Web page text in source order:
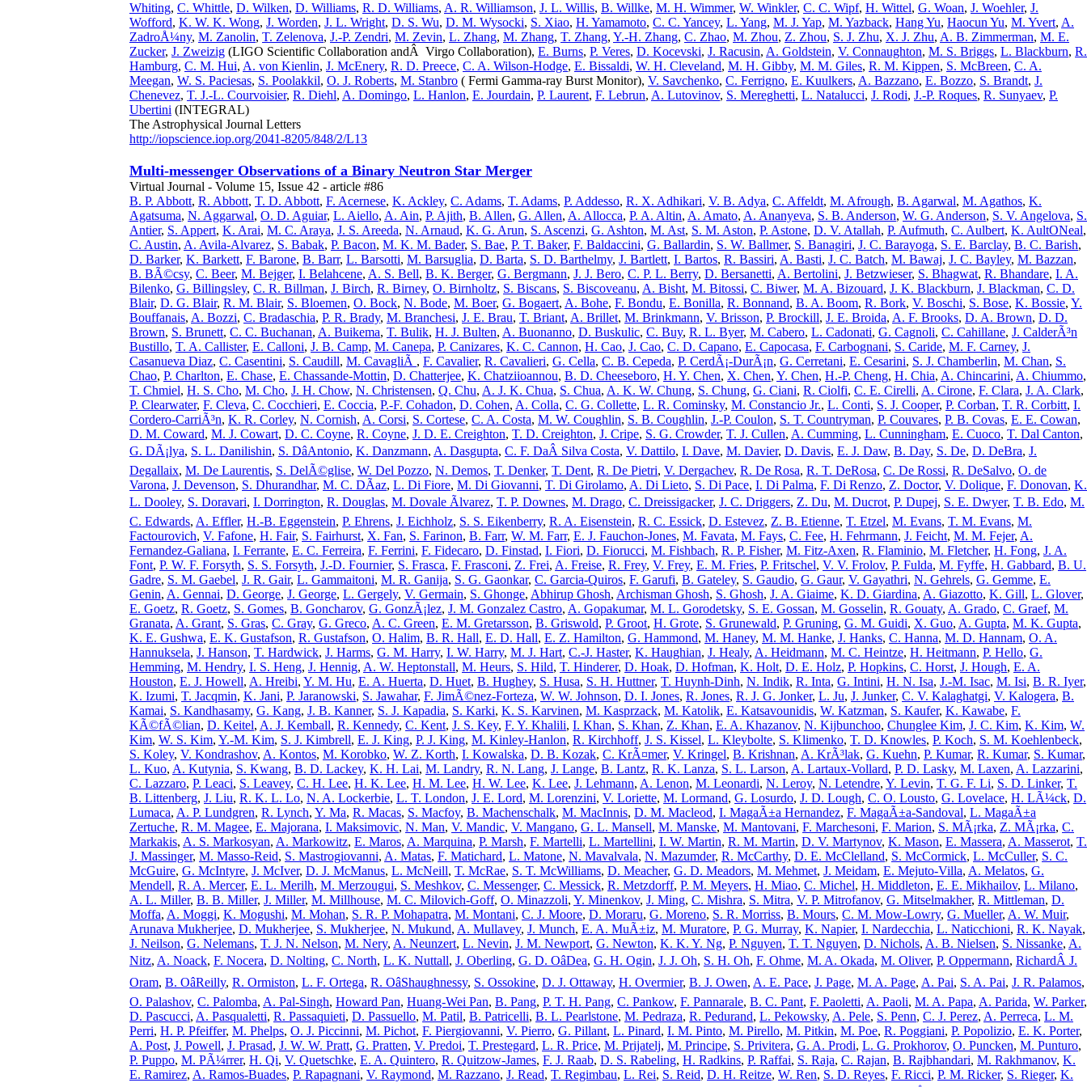
Whiting, C. Whittle, D. Wilken, D. Williams, R. D. Williams, A. R. Williamson, J. L. Willis, B. Willke, M. H. Wimmer, W. Winkler, C. C. Wipf, H. Wittel, G. Woan, J. Woehler, J.
Wofford, K. W. K. Wong, J. Worden, J. L. Wright, D. S. Wu, D. M. Wysocki, S. Xiao, H. Yamamoto, C. C. Yancey, L. Yang, M. J. Yap, M. Yazback, Hang Yu, Haocun Yu, M. Yvert, A.
ZadroÅ¼ny, M. Zanolin, T. Zelenova, J.-P. Zendri, M. Zevin, L. Zhang, M. Zhang, T. Zhang, Y.-H. Zhang, C. Zhao, M. Zhou, Z. Zhou, S. J. Zhu, X. J. Zhu, A. B. Zimmerman, M. E.
Zucker, J. Zweizig (LIGO Scientific Collaboration andÂ Virgo Collaboration), E. Burns, P. Veres, D. Kocevski, J. Racusin, A. Goldstein, V. Connaughton, M. S. Briggs, L. Blackburn, R.
Hamburg, C. M. Hui, A. von Kienlin, J. McEnery, R. D. Preece, C. A. Wilson-Hodge, E. Bissaldi, W. H. Cleveland, M. H. Gibby, M. M. Giles, R. M. Kippen, S. McBreen, C. A.
Meegan, W. S. Paciesas, S. Poolakkil, O. J. Roberts, M. Stanbro ( Fermi Gamma-ray Burst Monitor), V. Savchenko, C. Ferrigno, E. Kuulkers, A. Bazzano, E. Bozzo, S. Brandt, J.
Chenevez, T. J.-L. Courvoisier, R. Diehl, A. Domingo, L. Hanlon, E. Jourdain, P. Laurent, F. Lebrun, A. Lutovinov, S. Mereghetti, L. Natalucci, J. Rodi, J.-P. Roques, R. Sunyaev, P.
Ubertini (INTEGRAL)
The Astrophysical Journal Letters
http://iopscience.iop.org/2041-8205/848/2/L13
Multi-messenger Observations of a Binary Neutron Star Merger
Virtual Journal - Volume 15, Issue 42 - article #86
B. P. Abbott, R. Abbott, T. D. Abbott, F. Acernese, K. Ackley, C. Adams, T. Adams, P. Addesso, R. X. Adhikari, V. B. Adya, C. Affeldt, M. Afrough, B. Agarwal, M. Agathos, K.
Agatsuma, N. Aggarwal, O. D. Aguiar, L. Aiello, A. Ain, P. Ajith, B. Allen, G. Allen, A. Allocca, P. A. Altin, A. Amato, A. Ananyeva, S. B. Anderson, W. G. Anderson, S. V. Angelova, S.
Antier, S. Appert, K. Arai, M. C. Araya, J. S. Areeda, N. Arnaud, K. G. Arun, S. Ascenzi, G. Ashton, M. Ast, S. M. Aston, P. Astone, D. V. Atallah, P. Aufmuth, C. Aulbert, K. AultONeal,
C. Austin, A. Avila-Alvarez, S. Babak, P. Bacon, M. K. M. Bader, S. Bae, P. T. Baker, F. Baldaccini, G. Ballardin, S. W. Ballmer, S. Banagiri, J. C. Barayoga, S. E. Barclay, B. C. Barish,
D. Barker, K. Barkett, F. Barone, B. Barr, L. Barsotti, M. Barsuglia, D. Barta, S. D. Barthelmy, J. Bartlett, I. Bartos, R. Bassiri, A. Basti, J. C. Batch, M. Bawaj, J. C. Bayley, M. Bazzan,
B. BÃ©csy, C. Beer, M. Bejger, I. Belahcene, A. S. Bell, B. K. Berger, G. Bergmann, J. J. Bero, C. P. L. Berry, D. Bersanetti, A. Bertolini, J. Betzwieser, S. Bhagwat, R. Bhandare, I. A.
Bilenko, G. Billingsley, C. R. Billman, J. Birch, R. Birney, O. Birnholtz, S. Biscans, S. Biscoveanu, A. Bisht, M. Bitossi, C. Biwer, M. A. Bizouard, J. K. Blackburn, J. Blackman, C. D.
Blair, D. G. Blair, R. M. Blair, S. Bloemen, O. Bock, N. Bode, M. Boer, G. Bogaert, A. Bohe, F. Bondu, E. Bonilla, R. Bonnand, B. A. Boom, R. Bork, V. Boschi, S. Bose, K. Bossie, Y.
Bouffanais, A. Bozzi, C. Bradaschia, P. R. Brady, M. Branchesi, J. E. Brau, T. Briant, A. Brillet, M. Brinkmann, V. Brisson, P. Brockill, J. E. Broida, A. F. Brooks, D. A. Brown, D. D.
Brown, S. Brunett, C. C. Buchanan, A. Buikema, T. Bulik, H. J. Bulten, A. Buonanno, D. Buskulic, C. Buy, R. L. Byer, M. Cabero, L. Cadonati, G. Cagnoli, C. Cahillane, J. CalderÃ³n
Bustillo, T. A. Callister, E. Calloni, J. B. Camp, M. Canepa, P. Canizares, K. C. Cannon, H. Cao, J. Cao, C. D. Capano, E. Capocasa, F. Carbognani, S. Caride, M. F. Carney, J.
Casanueva Diaz, C. Casentini, S. Caudill, M. CavagliÃ , F. Cavalier, R. Cavalieri, G. Cella, C. B. Cepeda, P. CerdÃ¡-DurÃ¡n, G. Cerretani, E. Cesarini, S. J. Chamberlin, M. Chan, S.
Chao, P. Charlton, E. Chase, E. Chassande-Mottin, D. Chatterjee, K. Chatziioannou, B. D. Cheeseboro, H. Y. Chen, X. Chen, Y. Chen, H.-P. Cheng, H. Chia, A. Chincarini, A. Chiummo,
T. Chmiel, H. S. Cho, M. Cho, J. H. Chow, N. Christensen, Q. Chu, A. J. K. Chua, S. Chua, A. K. W. Chung, S. Chung, G. Ciani, R. Ciolfi, C. E. Cirelli, A. Cirone, F. Clara, J. A. Clark,
P. Clearwater, F. Cleva, C. Cocchieri, E. Coccia, P.-F. Cohadon, D. Cohen, A. Colla, C. G. Collette, L. R. Cominsky, M. Constancio Jr., L. Conti, S. J. Cooper, P. Corban, T. R. Corbitt, I.
Cordero-CarriÃ³n, K. R. Corley, N. Cornish, A. Corsi, S. Cortese, C. A. Costa, M. W. Coughlin, S. B. Coughlin, J.-P. Coulon, S. T. Countryman, P. Couvares, P. B. Covas, E. E. Cowan,
D. M. Coward, M. J. Cowart, D. C. Coyne, R. Coyne, J. D. E. Creighton, T. D. Creighton, J. Cripe, S. G. Crowder, T. J. Cullen, A. Cumming, L. Cunningham, E. Cuoco, T. Dal Canton,
G. DÃ¡lya, S. L. Danilishin, S. DâAntonio, K. Danzmann, A. Dasgupta, C. F. DaÂ Silva Costa, V. Dattilo, I. Dave, M. Davier, D. Davis, E. J. Daw, B. Day, S. De, D. DeBra, J.
Degallaix, M. De Laurentis, S. DelÃ©glise, W. Del Pozzo, N. Demos, T. Denker, T. Dent, R. De Pietri, V. Dergachev, R. De Rosa, R. T. DeRosa, C. De Rossi, R. DeSalvo, O. de
Varona, J. Devenson, S. Dhurandhar, M. C. DÃ­az, L. Di Fiore, M. Di Giovanni, T. Di Girolamo, A. Di Lieto, S. Di Pace, I. Di Palma, F. Di Renzo, Z. Doctor, V. Dolique, F. Donovan, K.
L. Dooley, S. Doravari, I. Dorrington, R. Douglas, M. Dovale Ãlvarez, T. P. Downes, M. Drago, C. Dreissigacker, J. C. Driggers, Z. Du, M. Ducrot, P. Dupej, S. E. Dwyer, T. B. Edo, M.
C. Edwards, A. Effler, H.-B. Eggenstein, P. Ehrens, J. Eichholz, S. S. Eikenberry, R. A. Eisenstein, R. C. Essick, D. Estevez, Z. B. Etienne, T. Etzel, M. Evans, T. M. Evans, M.
Factourovich, V. Fafone, H. Fair, S. Fairhurst, X. Fan, S. Farinon, B. Farr, W. M. Farr, E. J. Fauchon-Jones, M. Favata, M. Fays, C. Fee, H. Fehrmann, J. Feicht, M. M. Fejer, A.
Fernandez-Galiana, I. Ferrante, E. C. Ferreira, F. Ferrini, F. Fidecaro, D. Finstad, I. Fiori, D. Fiorucci, M. Fishbach, R. P. Fisher, M. Fitz-Axen, R. Flaminio, M. Fletcher, H. Fong, J. A.
Font, P. W. F. Forsyth, S. S. Forsyth, J.-D. Fournier, S. Frasca, F. Frasconi, Z. Frei, A. Freise, R. Frey, V. Frey, E. M. Fries, P. Fritschel, V. V. Frolov, P. Fulda, M. Fyffe, H. Gabbard, B. U.
Gadre, S. M. Gaebel, J. R. Gair, L. Gammaitoni, M. R. Ganija, S. G. Gaonkar, C. Garcia-Quiros, F. Garufi, B. Gateley, S. Gaudio, G. Gaur, V. Gayathri, N. Gehrels, G. Gemme, E.
Genin, A. Gennai, D. George, J. George, L. Gergely, V. Germain, S. Ghonge, Abhirup Ghosh, Archisman Ghosh, S. Ghosh, J. A. Giaime, K. D. Giardina, A. Giazotto, K. Gill, L. Glover,
E. Goetz, R. Goetz, S. Gomes, B. Goncharov, G. GonzÃ¡lez, J. M. Gonzalez Castro, A. Gopakumar, M. L. Gorodetsky, S. E. Gossan, M. Gosselin, R. Gouaty, A. Grado, C. Graef, M.
Granata, A. Grant, S. Gras, C. Gray, G. Greco, A. C. Green, E. M. Gretarsson, B. Griswold, P. Groot, H. Grote, S. Grunewald, P. Gruning, G. M. Guidi, X. Guo, A. Gupta, M. K. Gupta,
K. E. Gushwa, E. K. Gustafson, R. Gustafson, O. Halim, B. R. Hall, E. D. Hall, E. Z. Hamilton, G. Hammond, M. Haney, M. M. Hanke, J. Hanks, C. Hanna, M. D. Hannam, O. A.
Hannuksela, J. Hanson, T. Hardwick, J. Harms, G. M. Harry, I. W. Harry, M. J. Hart, C.-J. Haster, K. Haughian, J. Healy, A. Heidmann, M. C. Heintze, H. Heitmann, P. Hello, G.
Hemming, M. Hendry, I. S. Heng, J. Hennig, A. W. Heptonstall, M. Heurs, S. Hild, T. Hinderer, D. Hoak, D. Hofman, K. Holt, D. E. Holz, P. Hopkins, C. Horst, J. Hough, E. A.
Houston, E. J. Howell, A. Hreibi, Y. M. Hu, E. A. Huerta, D. Huet, B. Hughey, S. Husa, S. H. Huttner, T. Huynh-Dinh, N. Indik, R. Inta, G. Intini, H. N. Isa, J.-M. Isac, M. Isi, B. R. Iyer,
K. Izumi, T. Jacqmin, K. Jani, P. Jaranowski, S. Jawahar, F. JimÃ©nez-Forteza, W. W. Johnson, D. I. Jones, R. Jones, R. J. G. Jonker, L. Ju, J. Junker, C. V. Kalaghatgi, V. Kalogera, B.
Kamai, S. Kandhasamy, G. Kang, J. B. Kanner, S. J. Kapadia, S. Karki, K. S. Karvinen, M. Kasprzack, M. Katolik, E. Katsavounidis, W. Katzman, S. Kaufer, K. Kawabe, F.
KÃ©fÃ©lian, D. Keitel, A. J. Kemball, R. Kennedy, C. Kent, J. S. Key, F. Y. Khalili, I. Khan, S. Khan, Z. Khan, E. A. Khazanov, N. Kijbunchoo, Chunglee Kim, J. C. Kim, K. Kim, W.
Kim, W. S. Kim, Y.-M. Kim, S. J. Kimbrell, E. J. King, P. J. King, M. Kinley-Hanlon, R. Kirchhoff, J. S. Kissel, L. Kleybolte, S. Klimenko, T. D. Knowles, P. Koch, S. M. Koehlenbeck,
S. Koley, V. Kondrashov, A. Kontos, M. Korobko, W. Z. Korth, I. Kowalska, D. B. Kozak, C. KrÃ¤mer, V. Kringel, B. Krishnan, A. KrÃ³lak, G. Kuehn, P. Kumar, R. Kumar, S. Kumar,
L. Kuo, A. Kutynia, S. Kwang, B. D. Lackey, K. H. Lai, M. Landry, R. N. Lang, J. Lange, B. Lantz, R. K. Lanza, S. L. Larson, A. Lartaux-Vollard, P. D. Lasky, M. Laxen, A. Lazzarini,
C. Lazzaro, P. Leaci, S. Leavey, C. H. Lee, H. K. Lee, H. M. Lee, H. W. Lee, K. Lee, J. Lehmann, A. Lenon, M. Leonardi, N. Leroy, N. Letendre, Y. Levin, T. G. F. Li, S. D. Linker, T.
B. Littenberg, J. Liu, R. K. L. Lo, N. A. Lockerbie, L. T. London, J. E. Lord, M. Lorenzini, V. Loriette, M. Lormand, G. Losurdo, J. D. Lough, C. O. Lousto, G. Lovelace, H. LÃ¼ck, D.
Lumaca, A. P. Lundgren, R. Lynch, Y. Ma, R. Macas, S. Macfoy, B. Machenschalk, M. MacInnis, D. M. Macleod, I. MagaÃ±a Hernandez, F. MagaÃ±a-Sandoval, L. MagaÃ±a
Zertuche, R. M. Magee, E. Majorana, I. Maksimovic, N. Man, V. Mandic, V. Mangano, G. L. Mansell, M. Manske, M. Mantovani, F. Marchesoni, F. Marion, S. MÃ¡rka, Z. MÃ¡rka, C.
Markakis, A. S. Markosyan, A. Markowitz, E. Maros, A. Marquina, P. Marsh, F. Martelli, L. Martellini, I. W. Martin, R. M. Martin, D. V. Martynov, K. Mason, E. Massera, A. Masserot, T.
J. Massinger, M. Masso-Reid, S. Mastrogiovanni, A. Matas, F. Matichard, L. Matone, N. Mavalvala, N. Mazumder, R. McCarthy, D. E. McClelland, S. McCormick, L. McCuller, S. C.
McGuire, G. McIntyre, J. McIver, D. J. McManus, L. McNeill, T. McRae, S. T. McWilliams, D. Meacher, G. D. Meadors, M. Mehmet, J. Meidam, E. Mejuto-Villa, A. Melatos, G.
Mendell, R. A. Mercer, E. L. Merilh, M. Merzougui, S. Meshkov, C. Messenger, C. Messick, R. Metzdorff, P. M. Meyers, H. Miao, C. Michel, H. Middleton, E. E. Mikhailov, L. Milano,
A. L. Miller, B. B. Miller, J. Miller, M. Millhouse, M. C. Milovich-Goff, O. Minazzoli, Y. Minenkov, J. Ming, C. Mishra, S. Mitra, V. P. Mitrofanov, G. Mitselmakher, R. Mittleman, D.
Moffa, A. Moggi, K. Mogushi, M. Mohan, S. R. P. Mohapatra, M. Montani, C. J. Moore, D. Moraru, G. Moreno, S. R. Morriss, B. Mours, C. M. Mow-Lowry, G. Mueller, A. W. Muir,
Arunava Mukherjee, D. Mukherjee, S. Mukherjee, N. Mukund, A. Mullavey, J. Munch, E. A. MuÃ±iz, M. Muratore, P. G. Murray, K. Napier, I. Nardecchia, L. Naticchioni, R. K. Nayak,
J. Neilson, G. Nelemans, T. J. N. Nelson, M. Nery, A. Neunzert, L. Nevin, J. M. Newport, G. Newton, K. K. Y. Ng, P. Nguyen, T. T. Nguyen, D. Nichols, A. B. Nielsen, S. Nissanke, A.
Nitz, A. Noack, F. Nocera, D. Nolting, C. North, L. K. Nuttall, J. Oberling, G. D. OâDea, G. H. Ogin, J. J. Oh, S. H. Oh, F. Ohme, M. A. Okada, M. Oliver, P. Oppermann, RichardÂ J.
Oram, B. OâReilly, R. Ormiston, L. F. Ortega, R. OâShaughnessy, S. Ossokine, D. J. Ottaway, H. Overmier, B. J. Owen, A. E. Pace, J. Page, M. A. Page, A. Pai, S. A. Pai, J. R. Palamos,
O. Palashov, C. Palomba, A. Pal-Singh, Howard Pan, Huang-Wei Pan, B. Pang, P. T. H. Pang, C. Pankow, F. Pannarale, B. C. Pant, F. Paoletti, A. Paoli, M. A. Papa, A. Parida, W. Parker,
D. Pascucci, A. Pasqualetti, R. Passaquieti, D. Passuello, M. Patil, B. Patricelli, B. L. Pearlstone, M. Pedraza, R. Pedurand, L. Pekowsky, A. Pele, S. Penn, C. J. Perez, A. Perreca, L. M.
Perri, H. P. Pfeiffer, M. Phelps, O. J. Piccinni, M. Pichot, F. Piergiovanni, V. Pierro, G. Pillant, L. Pinard, I. M. Pinto, M. Pirello, M. Pitkin, M. Poe, R. Poggiani, P. Popolizio, E. K. Porter,
A. Post, J. Powell, J. Prasad, J. W. W. Pratt, G. Pratten, V. Predoi, T. Prestegard, L. R. Price, M. Prijatelj, M. Principe, S. Privitera, G. A. Prodi, L. G. Prokhorov, O. Puncken, M. Punturo,
P. Puppo, M. PÃ¼rrer, H. Qi, V. Quetschke, E. A. Quintero, R. Quitzow-James, F. J. Raab, D. S. Rabeling, H. Radkins, P. Raffai, S. Raja, C. Rajan, B. Rajbhandari, M. Rakhmanov, K.
E. Ramirez, A. Ramos-Buades, P. Rapagnani, V. Raymond, M. Razzano, J. Read, T. Regimbau, L. Rei, S. Reid, D. H. Reitze, W. Ren, S. D. Reyes, F. Ricci, P. M. Ricker, S. Rieger, K.